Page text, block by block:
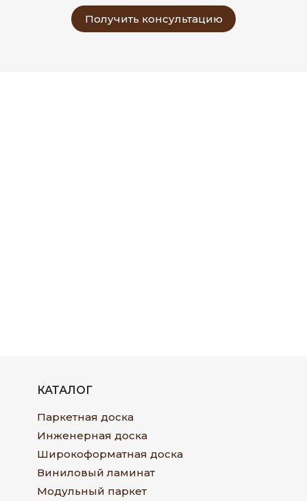
Получить консультацию
КАТАЛОГ
Паркетная доска
Инженерная доска
Широкоформатная доска
Виниловый ламинат
Модульный паркет